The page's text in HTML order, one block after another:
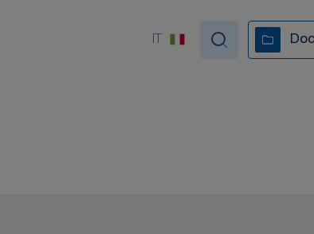
Ti supportiamo in ogni
IT